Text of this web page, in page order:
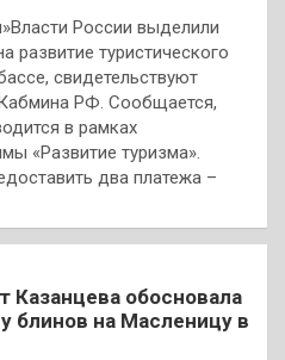
России выделили
развитие туристического
свидетельствуют
РФ. Сообщается,
в рамках
«Развитие туризма».
два платежа –
Казанцева обосновала
блинов на Масленицу в